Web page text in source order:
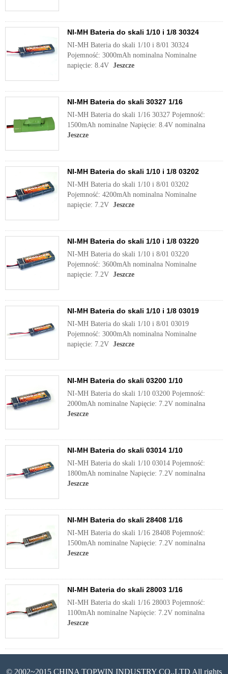
NI-MH Bateria do skali 1/10 i 1/8 30324
NI-MH Bateria do skali 1/10 i 8/01 30324
Pojemność: 3000mAh nominalna Nominalne
napięcie: 8.4V Jeszcze
NI-MH Bateria do skali 30327 1/16
NI-MH Bateria do skali 1/16 30327 Pojemność:
1500mAh nominalne Napięcie: 8.4V nominalna
Jeszcze
NI-MH Bateria do skali 1/10 i 1/8 03202
NI-MH Bateria do skali 1/10 i 8/01 03202
Pojemność: 4200mAh nominalna Nominalne
napięcie: 7.2V Jeszcze
NI-MH Bateria do skali 1/10 i 1/8 03220
NI-MH Bateria do skali 1/10 i 8/01 03220
Pojemność: 3600mAh nominalna Nominalne
napięcie: 7.2V Jeszcze
NI-MH Bateria do skali 1/10 i 1/8 03019
NI-MH Bateria do skali 1/10 i 8/01 03019
Pojemność: 3000mAh nominalna Nominalne
napięcie: 7.2V Jeszcze
NI-MH Bateria do skali 03200 1/10
NI-MH Bateria do skali 1/10 03200 Pojemność:
2000mAh nominalne Napięcie: 7.2V nominalna
Jeszcze
NI-MH Bateria do skali 03014 1/10
NI-MH Bateria do skali 1/10 03014 Pojemność:
1800mAh nominalne Napięcie: 7.2V nominalna
Jeszcze
NI-MH Bateria do skali 28408 1/16
NI-MH Bateria do skali 1/16 28408 Pojemność:
1500mAh nominalne Napięcie: 7.2V nominalna
Jeszcze
NI-MH Bateria do skali 28003 1/16
NI-MH Bateria do skali 1/16 28003 Pojemność:
1100mAh nominalne Napięcie: 7.2V nominalna
Jeszcze
© 2002~2015 CHINA TOPWIN INDUSTRY CO.,LTD All rights